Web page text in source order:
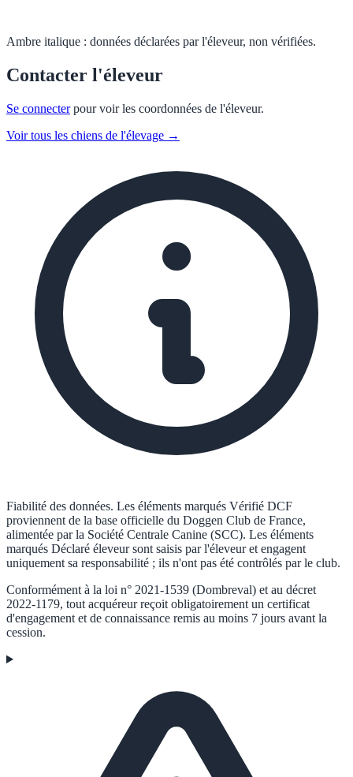
Ambre italique : données déclarées par l'éleveur, non vérifiées.
Contacter l'éleveur
Se connecterpour voir les coordonnées de l'éleveur.
Voir tous les chiens de l'élevage →
Fiabilité des données. Les éléments marqués Vérifié DCF
proviennent de la base officielle du Doggen Club de France,
alimentée par la Société Centrale Canine (SCC). Les éléments
marqués Déclaré éleveursont saisis par l'éleveur et engagent
uniquement sa responsabilité ; ils n'ont pas été contrôlés par le club.
Conformément à la loi n° 2021-1539 (Dombreval) et au décret
2022-1179, tout acquéreur reçoit obligatoirement un certificat
d'engagement et de connaissance remis au moins 7 jours avant la
cession.